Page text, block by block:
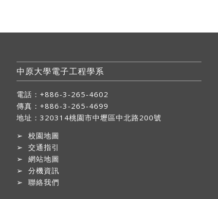
中原大學電子工程學系
電話：+886-3-265-4602
傳真：+886-3-265-4699
地址： 320314桃園市中壢區中北路200號
➢ 校園地圖
➢ 交通指引
➢ 網站地圖
➢ 分機資訊
➢ 聯絡我們